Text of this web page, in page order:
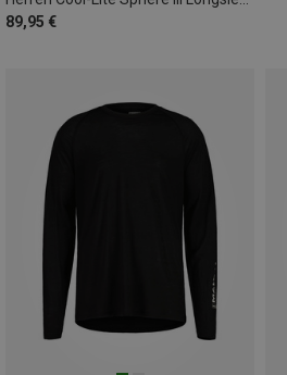
89,95 €